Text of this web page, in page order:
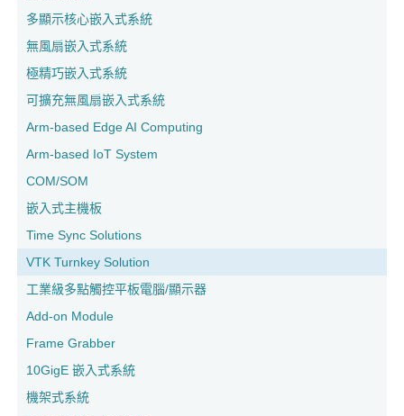
多顯示核心嵌入式系統
無風扇嵌入式系統
極精巧嵌入式系統
可擴充無風扇嵌入式系統
Arm-based Edge AI Computing
Arm-based IoT System
COM/SOM
嵌入式主機板
Time Sync Solutions
VTK Turnkey Solution
工業級多點觸控平板電腦/顯示器
Add-on Module
Frame Grabber
10GigE 嵌入式系統
機架式系統